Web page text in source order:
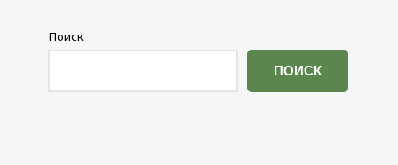
Поиск
ПОИСК